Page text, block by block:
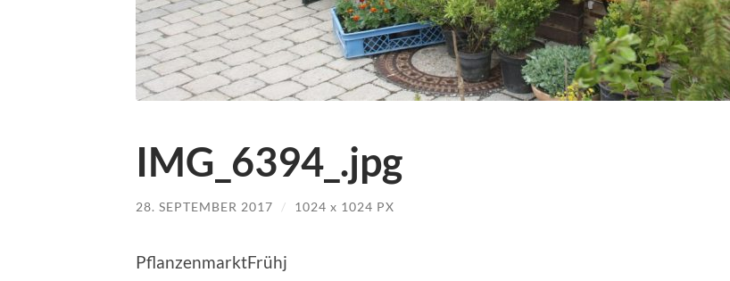
IMG_6394_.jpg
28. SEPTEMBER 2017 / 1024 x 1024 PX
PflanzenmarktFrühj